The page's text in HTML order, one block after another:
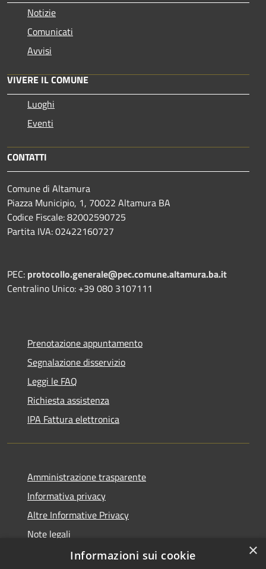
Notizie
Comunicati
Avvisi
VIVERE IL COMUNE
Luoghi
Eventi
CONTATTI
Comune di Altamura
Piazza Municipio, 1, 70022 Altamura BA
Codice Fiscale: 82002590725
Partita IVA: 02422160727
PEC: protocollo.generale@pec.comune.altamura.ba.it
Centralino Unico: +39 080 3107111
Prenotazione appuntamento
Segnalazione disservizio
Leggi le FAQ
Richiesta assistenza
IPA Fattura elettronica
Amministrazione trasparente
Informativa privacy
Altre Informative Privacy
Note legali
Dichiarazione di accessibilità
×
Informazioni sui cookie